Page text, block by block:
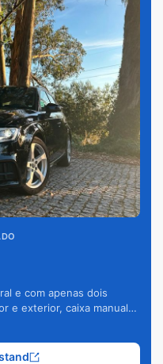
e com apenas dois
e exterior, caixa manual